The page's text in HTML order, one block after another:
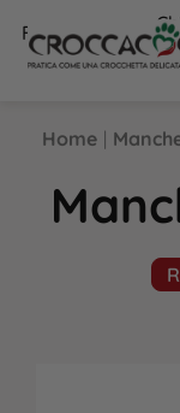
FAQs
Home |